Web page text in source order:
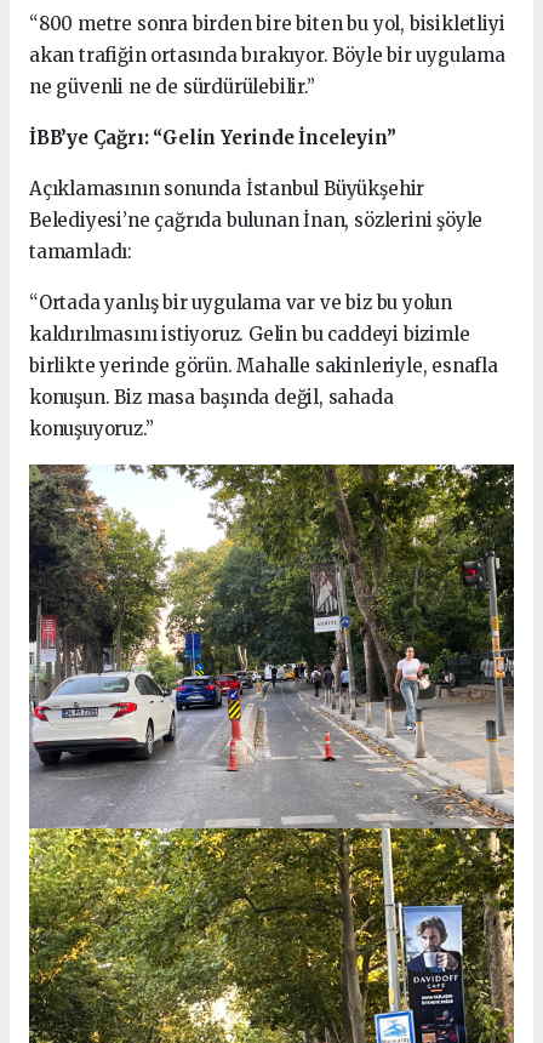
“800 metre sonra birden bire biten bu yol, bisikletliyi
akan trafiğin ortasında bırakıyor. Böyle bir uygulama
ne güvenli ne de sürdürülebilir.”
İBB’ye Çağrı: “Gelin Yerinde İnceleyin”
Açıklamasının sonunda İstanbul Büyükşehir
Belediyesi’ne çağrıda bulunan İnan, sözlerini şöyle
tamamladı:
“Ortada yanlış bir uygulama var ve biz bu yolun
kaldırılmasını istiyoruz. Gelin bu caddeyi bizimle
birlikte yerinde görün. Mahalle sakinleriyle, esnafla
konuşun. Biz masa başında değil, sahada
konuşuyoruz.”